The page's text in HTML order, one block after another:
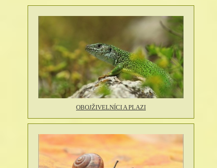
OBOJŽIVELNÍCI A PLAZI